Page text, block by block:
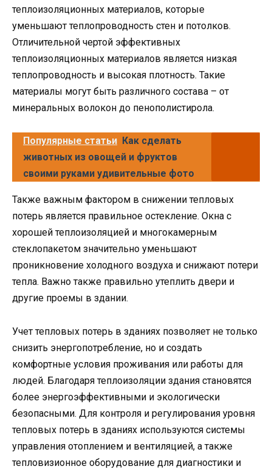
теплоизоляционных материалов, которые
уменьшают теплопроводность стен и потолков.
Отличительной чертой эффективных
теплоизоляционных материалов является низкая
теплопроводность и высокая плотность. Такие
материалы могут быть различного состава – от
минеральных волокон до пенополистирола.
Популярные статьи Как сделать
животных из овощей и фруктов
своими руками удивительные фото
Также важным фактором в снижении тепловых
потерь является правильное остекление. Окна с
хорошей теплоизоляцией и многокамерным
стеклопакетом значительно уменьшают
проникновение холодного воздуха и снижают потери
тепла. Важно также правильно утеплить двери и
другие проемы в здании.
Учет тепловых потерь в зданиях позволяет не только
снизить энергопотребление, но и создать
комфортные условия проживания или работы для
людей. Благодаря теплоизоляции здания становятся
более энергоэффективными и экологически
безопасными. Для контроля и регулирования уровня
тепловых потерь в зданиях используются системы
управления отоплением и вентиляцией, а также
тепловизионное оборудование для диагностики и